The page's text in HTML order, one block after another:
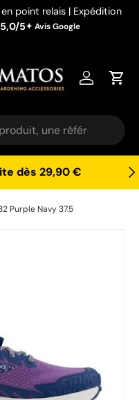
point relais | Expédition
5,0/5✦ Avis Google
Se
dès 29,90 €
Purple Navy 37.5